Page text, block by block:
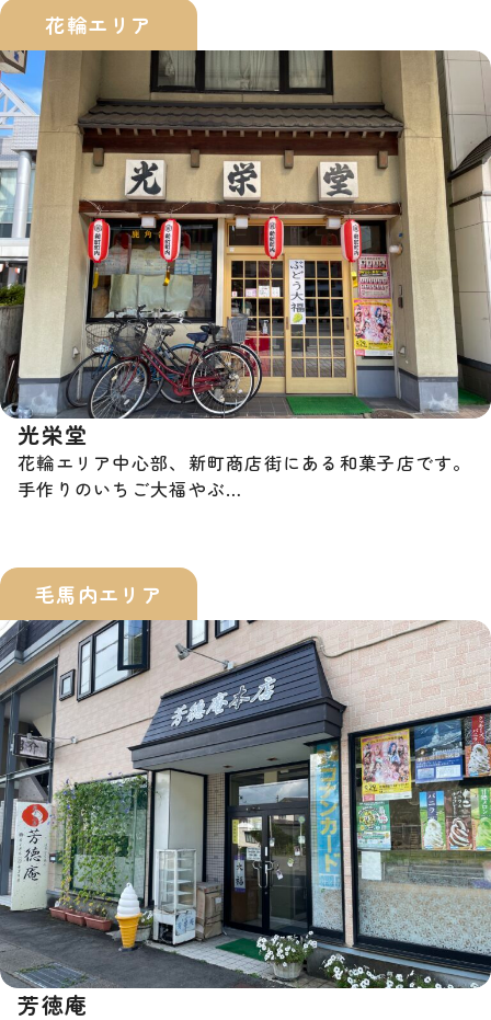
花輪エリア
光栄堂
花輪エリア中心部、新町商店街にある和菓子店です。
手作りのいちご大福やぶ…
毛馬内エリア
芳徳庵